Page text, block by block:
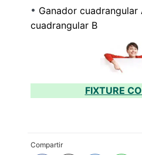
Ganador cuadrangular
cuadrangular B
FIXTURE
Compartir